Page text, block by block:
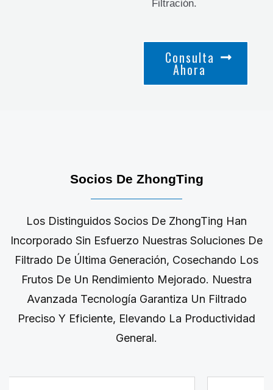
Filtración.
Consulta
Ahora
Socios De ZhongTing
Los Distinguidos Socios De ZhongTing Han
Incorporado Sin Esfuerzo Nuestras Soluciones De
Filtrado De Última Generación, Cosechando Los
Frutos De Un Rendimiento Mejorado. Nuestra
Avanzada Tecnología Garantiza Un Filtrado
Preciso Y Eficiente, Elevando La Productividad
General.